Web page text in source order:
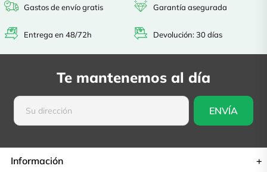
Gastos de envío gratis
Entrega en 48/72h
Garantía asegurada
Devolución: 30 días
Te mantenemos al día
Información